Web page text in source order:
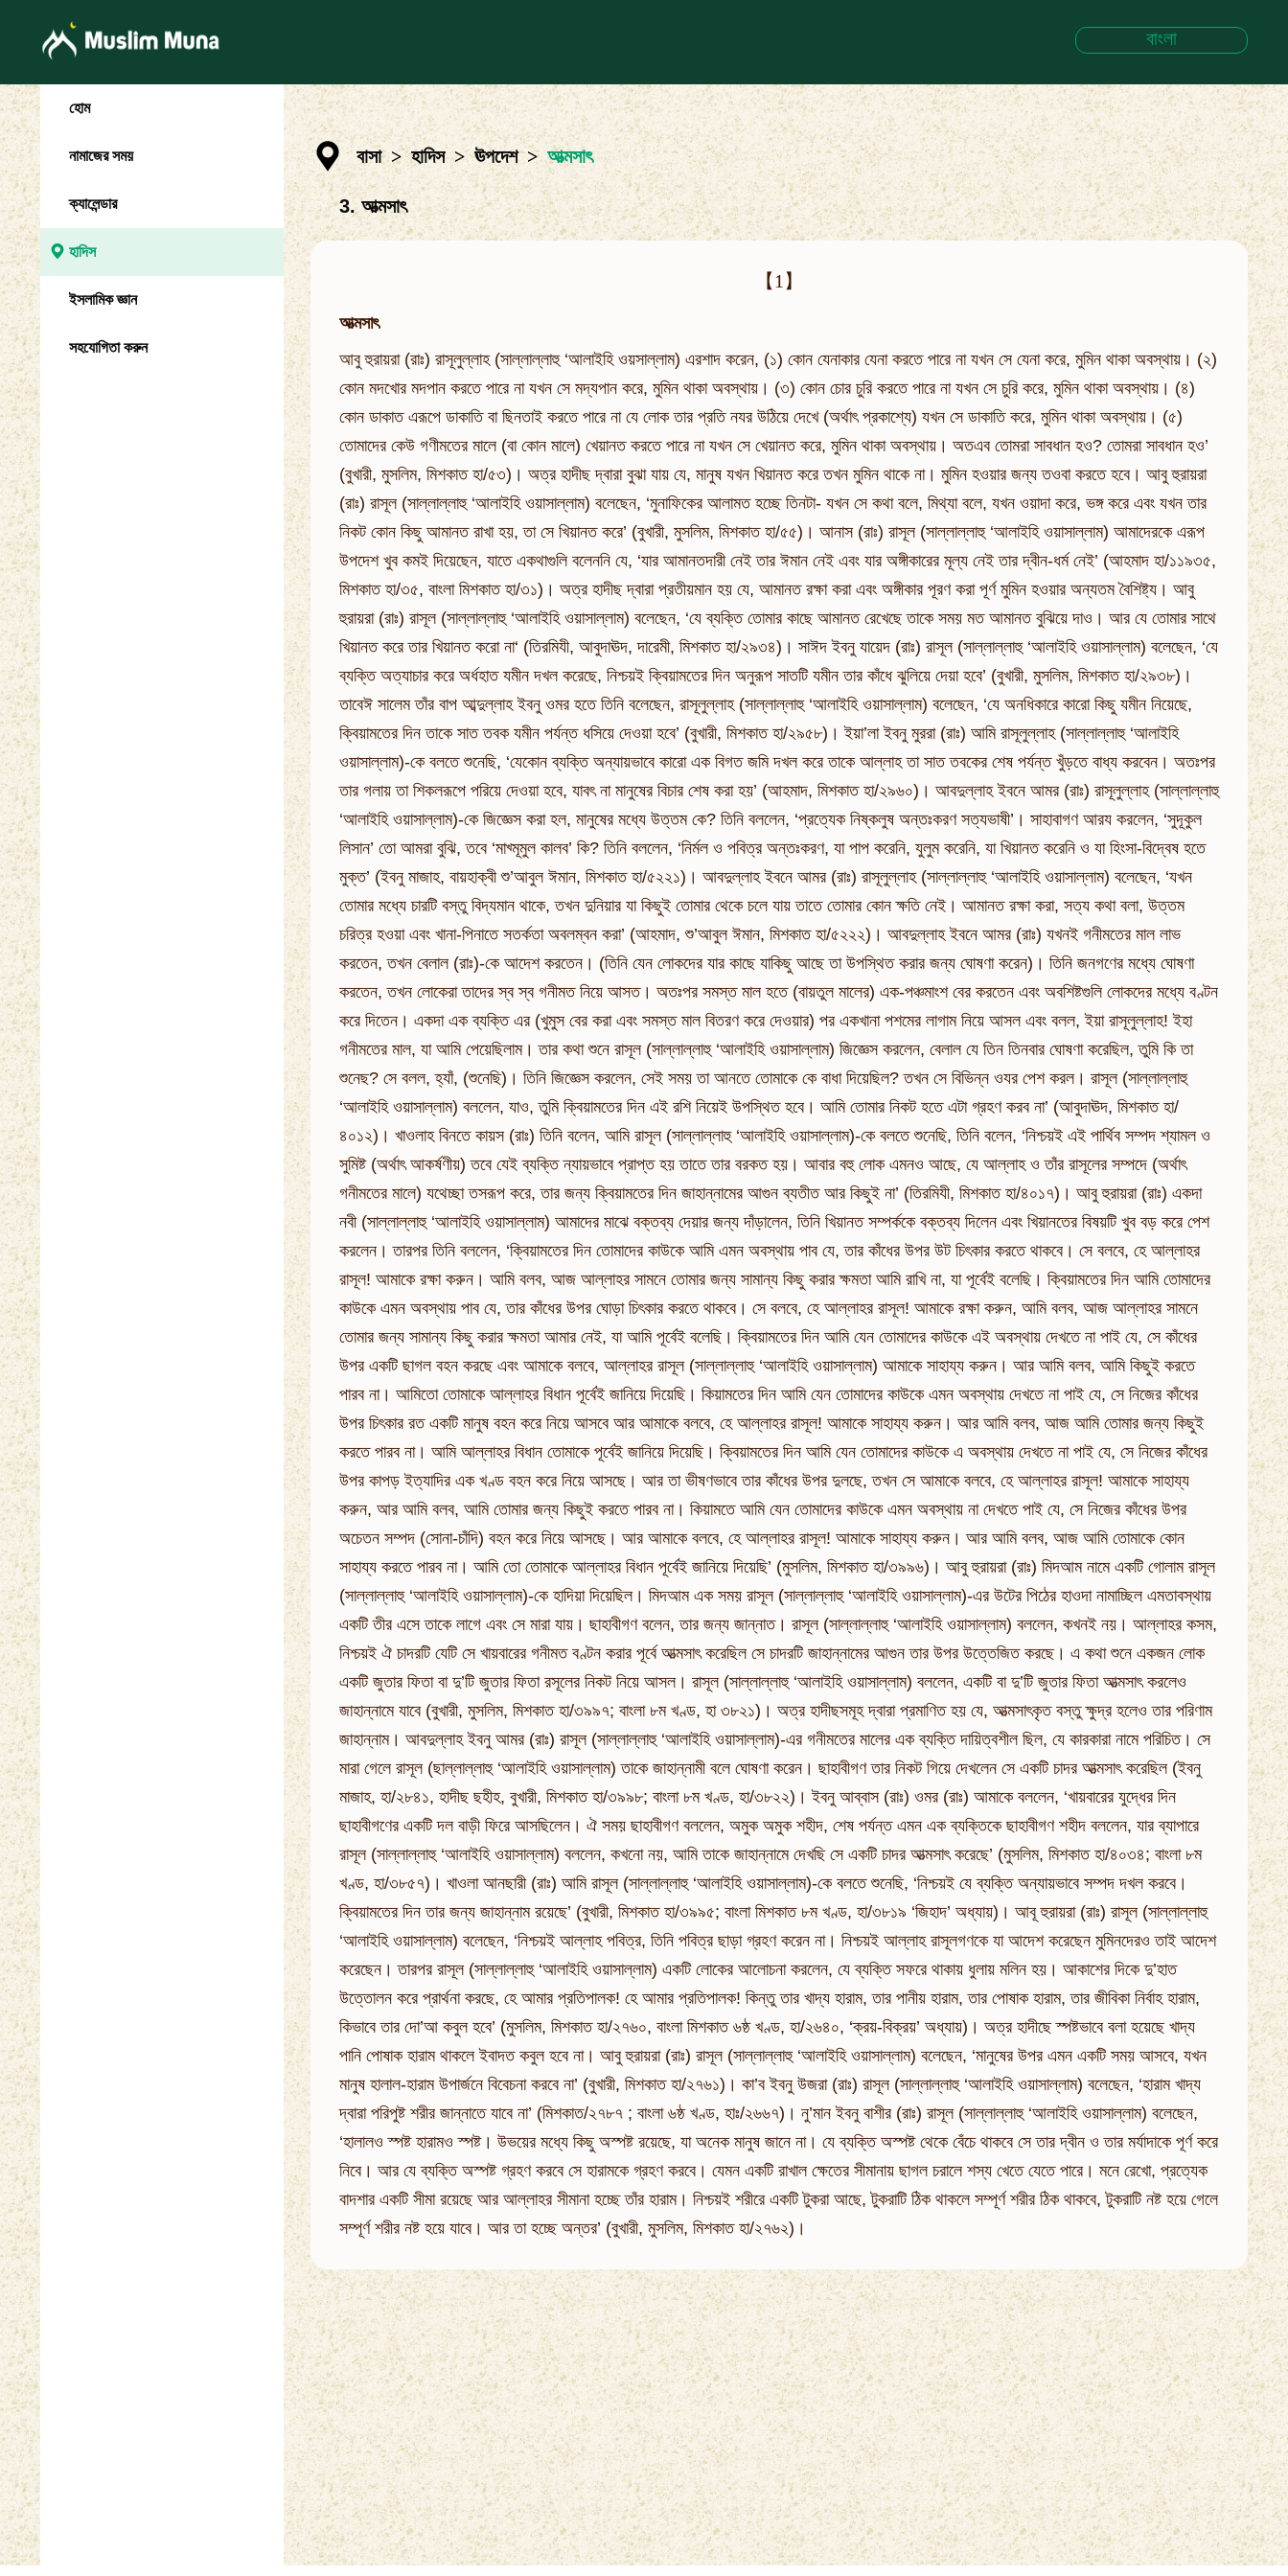
বাংলা
হোম
নামাজের সময়
ক্যালেন্ডার
হাদিস
ইসলামিক জ্ঞান
সহযোগিতা করুন
বাসা > হাদিস > ঊপদেশ > আত্মসাৎ
3. আত্মসাৎ
【1】
আত্মসাৎ
আবু হুরায়রা (রাঃ) রাসূলুল্লাহ (সাল্লাল্লাহু ‘আলাইহি ওয়সাল্লাম) এরশাদ করেন, (১) কোন যেনাকার যেনা করতে পারে না যখন সে যেনা করে, মুমিন থাকা অবস্থায়। (২)
কোন মদখোর মদপান করতে পারে না যখন সে মদ্যপান করে, মুমিন থাকা অবস্থায়। (৩) কোন চোর চুরি করতে পারে না যখন সে চুরি করে, মুমিন থাকা অবস্থায়। (৪)
কোন ডাকাত এরূপে ডাকাতি বা ছিনতাই করতে পারে না যে লোক তার প্রতি নযর উঠিয়ে দেখে (অর্থাৎ প্রকাশ্যে) যখন সে ডাকাতি করে, মুমিন থাকা অবস্থায়। (৫)
তোমাদের কেউ গণীমতের মালে (বা কোন মালে) খেয়ানত করতে পারে না যখন সে খেয়ানত করে, মুমিন থাকা অবস্থায়। অতএব তোমরা সাবধান হও? তোমরা সাবধান হও’
(বুখারী, মুসলিম, মিশকাত হা/৫৩)। অত্র হাদীছ দ্বারা বুঝা যায় যে, মানুষ যখন খিয়ানত করে তখন মুমিন থাকে না। মুমিন হওয়ার জন্য তওবা করতে হবে। আবু হুরায়রা
(রাঃ) রাসূল (সাল্লাল্লাহু ‘আলাইহি ওয়াসাল্লাম) বলেছেন, ‘মুনাফিকের আলামত হচ্ছে তিনটা- যখন সে কথা বলে, মিথ্যা বলে, যখন ওয়াদা করে, ভঙ্গ করে এবং যখন তার
নিকট কোন কিছু আমানত রাখা হয়, তা সে খিয়ানত করে’ (বুখারী, মুসলিম, মিশকাত হা/৫৫)। আনাস (রাঃ) রাসূল (সাল্লাল্লাহু ‘আলাইহি ওয়াসাল্লাম) আমাদেরকে এরূপ
উপদেশ খুব কমই দিয়েছেন, যাতে একথাগুলি বলেননি যে, ‘যার আমানতদারী নেই তার ঈমান নেই এবং যার অঙ্গীকারের মূল্য নেই তার দ্বীন-ধর্ম নেই’ (আহমাদ হা/১১৯৩৫,
মিশকাত হা/৩৫, বাংলা মিশকাত হা/৩১)। অত্র হাদীছ দ্বারা প্রতীয়মান হয় যে, আমানত রক্ষা করা এবং অঙ্গীকার পূরণ করা পূর্ণ মুমিন হওয়ার অন্যতম বৈশিষ্ট্য। আবু
হুরায়রা (রাঃ) রাসূল (সাল্লাল্লাহু ‘আলাইহি ওয়াসাল্লাম) বলেছেন, ‘যে ব্যক্তি তোমার কাছে আমানত রেখেছে তাকে সময় মত আমানত বুঝিয়ে দাও। আর যে তোমার সাথে
খিয়ানত করে তার খিয়ানত করো না‘ (তিরমিযী, আবুদাঊদ, দারেমী, মিশকাত হা/২৯৩৪)। সাঈদ ইবনু যায়েদ (রাঃ) রাসূল (সাল্লাল্লাহু ‘আলাইহি ওয়াসাল্লাম) বলেছেন, ‘যে
ব্যক্তি অত্যাচার করে অর্ধহাত যমীন দখল করেছে, নিশ্চয়ই ক্বিয়ামতের দিন অনুরূপ সাতটি যমীন তার কাঁধে ঝুলিয়ে দেয়া হবে’ (বুখারী, মুসলিম, মিশকাত হা/২৯৩৮)।
তাবেঈ সালেম তাঁর বাপ আব্দুল্লাহ ইবনু ওমর হতে তিনি বলেছেন, রাসূলুল্লাহ (সাল্লাল্লাহু ‘আলাইহি ওয়াসাল্লাম) বলেছেন, ‘যে অনধিকারে কারো কিছু যমীন নিয়েছে,
ক্বিয়ামতের দিন তাকে সাত তবক যমীন পর্যন্ত ধসিয়ে দেওয়া হবে’ (বুখারী, মিশকাত হা/২৯৫৮)। ইয়া’লা ইবনু মুররা (রাঃ) আমি রাসূলুল্লাহ (সাল্লাল্লাহু ‘আলাইহি
ওয়াসাল্লাম)-কে বলতে শুনেছি, ‘যেকোন ব্যক্তি অন্যায়ভাবে কারো এক বিগত জমি দখল করে তাকে আল্লাহ তা সাত তবকের শেষ পর্যন্ত খুঁড়তে বাধ্য করবেন। অতঃপর
তার গলায় তা শিকলরূপে পরিয়ে দেওয়া হবে, যাবৎ না মানুষের বিচার শেষ করা হয়’ (আহমাদ, মিশকাত হা/২৯৬০)। আবদুল্লাহ ইবনে আমর (রাঃ) রাসূলুল্লাহ (সাল্লাল্লাহু
‘আলাইহি ওয়াসাল্লাম)-কে জিজ্ঞেস করা হল, মানুষের মধ্যে উত্তম কে? তিনি বললেন, ‘প্রত্যেক নিষ্কলুষ অন্তঃকরণ সত্যভাষী’। সাহাবাগণ আরয করলেন, ‘সুদূকুল
লিসান’ তো আমরা বুঝি, তবে ‘মাখ্মূমুল কালব’ কি? তিনি বললেন, ‘নির্মল ও পবিত্র অন্তঃকরণ, যা পাপ করেনি, যুলুম করেনি, যা খিয়ানত করেনি ও যা হিংসা-বিদ্বেষ হতে
মুক্ত’ (ইবনু মাজাহ, বায়হাক্বী শু’আবুল ঈমান, মিশকাত হা/৫২২১)। আবদুল্লাহ ইবনে আমর (রাঃ) রাসূলুল্লাহ (সাল্লাল্লাহু ‘আলাইহি ওয়াসাল্লাম) বলেছেন, ‘যখন
তোমার মধ্যে চারটি বস্তু বিদ্যমান থাকে, তখন দুনিয়ার যা কিছুই তোমার থেকে চলে যায় তাতে তোমার কোন ক্ষতি নেই। আমানত রক্ষা করা, সত্য কথা বলা, উত্তম
চরিত্র হওয়া এবং খানা-পিনাতে সতর্কতা অবলম্বন করা’ (আহমাদ, শু’আবুল ঈমান, মিশকাত হা/৫২২২)। আবদুল্লাহ ইবনে আমর (রাঃ) যখনই গনীমতের মাল লাভ
করতেন, তখন বেলাল (রাঃ)-কে আদেশ করতেন। (তিনি যেন লোকদের যার কাছে যাকিছু আছে তা উপস্থিত করার জন্য ঘোষণা করেন)। তিনি জনগণের মধ্যে ঘোষণা
করতেন, তখন লোকেরা তাদের স্ব স্ব গনীমত নিয়ে আসত। অতঃপর সমস্ত মাল হতে (বায়তুল মালের) এক-পঞ্চমাংশ বের করতেন এবং অবশিষ্টগুলি লোকদের মধ্যে বণ্টন
করে দিতেন। একদা এক ব্যক্তি এর (খুমুস বের করা এবং সমস্ত মাল বিতরণ করে দেওয়ার) পর একখানা পশমের লাগাম নিয়ে আসল এবং বলল, ইয়া রাসূলুল্লাহ! ইহা
গনীমতের মাল, যা আমি পেয়েছিলাম। তার কথা শুনে রাসূল (সাল্লাল্লাহু ‘আলাইহি ওয়াসাল্লাম) জিজ্ঞেস করলেন, বেলাল যে তিন তিনবার ঘোষণা করেছিল, তুমি কি তা
শুনেছ? সে বলল, হ্যাঁ, (শুনেছি)। তিনি জিজ্ঞেস করলেন, সেই সময় তা আনতে তোমাকে কে বাধা দিয়েছিল? তখন সে বিভিন্ন ওযর পেশ করল। রাসূল (সাল্লাল্লাহু
‘আলাইহি ওয়াসাল্লাম) বললেন, যাও, তুমি ক্বিয়ামতের দিন এই রশি নিয়েই উপস্থিত হবে। আমি তোমার নিকট হতে এটা গ্রহণ করব না’ (আবুদাঊদ, মিশকাত হা/
৪০১২)। খাওলাহ বিনতে কায়স (রাঃ) তিনি বলেন, আমি রাসূল (সাল্লাল্লাহু ‘আলাইহি ওয়াসাল্লাম)-কে বলতে শুনেছি, তিনি বলেন, ‘নিশ্চয়ই এই পার্থিব সম্পদ শ্যামল ও
সুমিষ্ট (অর্থাৎ আকর্ষণীয়) তবে যেই ব্যক্তি ন্যায়ভাবে প্রাপ্ত হয় তাতে তার বরকত হয়। আবার বহু লোক এমনও আছে, যে আল্লাহ ও তাঁর রাসূলের সম্পদে (অর্থাৎ
গনীমতের মালে) যথেচ্ছা তসরূপ করে, তার জন্য ক্বিয়ামতের দিন জাহান্নামের আগুন ব্যতীত আর কিছুই না’ (তিরমিযী, মিশকাত হা/৪০১৭)। আবু হুরায়রা (রাঃ) একদা
নবী (সাল্লাল্লাহু ‘আলাইহি ওয়াসাল্লাম) আমাদের মাঝে বক্তব্য দেয়ার জন্য দাঁড়ালেন, তিনি খিয়ানত সম্পর্ককে বক্তব্য দিলেন এবং খিয়ানতের বিষয়টি খুব বড় করে পেশ
করলেন। তারপর তিনি বললেন, ‘ক্বিয়ামতের দিন তোমাদের কাউকে আমি এমন অবস্থায় পাব যে, তার কাঁধের উপর উট চিৎকার করতে থাকবে। সে বলবে, হে আল্লাহর
রাসূল! আমাকে রক্ষা করুন। আমি বলব, আজ আল্লাহর সামনে তোমার জন্য সামান্য কিছু করার ক্ষমতা আমি রাখি না, যা পূর্বেই বলেছি। ক্বিয়ামতের দিন আমি তোমাদের
কাউকে এমন অবস্থায় পাব যে, তার কাঁধের উপর ঘোড়া চিৎকার করতে থাকবে। সে বলবে, হে আল্লাহর রাসূল! আমাকে রক্ষা করুন, আমি বলব, আজ আল্লাহর সামনে
তোমার জন্য সামান্য কিছু করার ক্ষমতা আমার নেই, যা আমি পূর্বেই বলেছি। ক্বিয়ামতের দিন আমি যেন তোমাদের কাউকে এই অবস্থায় দেখতে না পাই যে, সে কাঁধের
উপর একটি ছাগল বহন করছে এবং আমাকে বলবে, আল্লাহর রাসূল (সাল্লাল্লাহু ‘আলাইহি ওয়াসাল্লাম) আমাকে সাহায্য করুন। আর আমি বলব, আমি কিছুই করতে
পারব না। আমিতো তোমাকে আল্লাহর বিধান পূর্বেই জানিয়ে দিয়েছি। কিয়ামতের দিন আমি যেন তোমাদের কাউকে এমন অবস্থায় দেখতে না পাই যে, সে নিজের কাঁধের
উপর চিৎকার রত একটি মানুষ বহন করে নিয়ে আসবে আর আমাকে বলবে, হে আল্লাহর রাসূল! আমাকে সাহায্য করুন। আর আমি বলব, আজ আমি তোমার জন্য কিছুই
করতে পারব না। আমি আল্লাহর বিধান তোমাকে পূর্বেই জানিয়ে দিয়েছি। ক্বিয়ামতের দিন আমি যেন তোমাদের কাউকে এ অবস্থায় দেখতে না পাই যে, সে নিজের কাঁধের
উপর কাপড় ইত্যাদির এক খণ্ড বহন করে নিয়ে আসছে। আর তা ভীষণভাবে তার কাঁধের উপর দুলছে, তখন সে আমাকে বলবে, হে আল্লাহর রাসূল! আমাকে সাহায্য
করুন, আর আমি বলব, আমি তোমার জন্য কিছুই করতে পারব না। কিয়ামতে আমি যেন তোমাদের কাউকে এমন অবস্থায় না দেখতে পাই যে, সে নিজের কাঁধের উপর
অচেতন সম্পদ (সোনা-চাঁদি) বহন করে নিয়ে আসছে। আর আমাকে বলবে, হে আল্লাহর রাসূল! আমাকে সাহায্য করুন। আর আমি বলব, আজ আমি তোমাকে কোন
সাহায্য করতে পারব না। আমি তো তোমাকে আল্লাহর বিধান পূর্বেই জানিয়ে দিয়েছি’ (মুসলিম, মিশকাত হা/৩৯৯৬)। আবু হুরায়রা (রাঃ) মিদআম নামে একটি গোলাম রাসূল
(সাল্লাল্লাহু ‘আলাইহি ওয়াসাল্লাম)-কে হাদিয়া দিয়েছিল। মিদআম এক সময় রাসূল (সাল্লাল্লাহু ‘আলাইহি ওয়াসাল্লাম)-এর উটের পিঠের হাওদা নামাচ্ছিল এমতাবস্থায়
একটি তীর এসে তাকে লাগে এবং সে মারা যায়। ছাহাবীগণ বলেন, তার জন্য জান্নাত। রাসূল (সাল্লাল্লাহু ‘আলাইহি ওয়াসাল্লাম) বললেন, কখনই নয়। আল্লাহর কসম,
নিশ্চয়ই ঐ চাদরটি যেটি সে খায়বারের গনীমত বণ্টন করার পূর্বে আত্মসাৎ করেছিল সে চাদরটি জাহান্নামের আগুন তার উপর উত্তেজিত করছে। এ কথা শুনে একজন লোক
একটি জুতার ফিতা বা দু’টি জুতার ফিতা রসূলের নিকট নিয়ে আসল। রাসূল (সাল্লাল্লাহু ‘আলাইহি ওয়াসাল্লাম) বললেন, একটি বা দু’টি জুতার ফিতা আত্মসাৎ করলেও
জাহান্নামে যাবে (বুখারী, মুসলিম, মিশকাত হা/৩৯৯৭; বাংলা ৮ম খণ্ড, হা ৩৮২১)। অত্র হাদীছসমূহ দ্বারা প্রমাণিত হয় যে, আত্মসাৎকৃত বস্তু ক্ষুদ্র হলেও তার পরিণাম
জাহান্নাম। আবদুল্লাহ ইবনু আমর (রাঃ) রাসূল (সাল্লাল্লাহু ‘আলাইহি ওয়াসাল্লাম)-এর গনীমতের মালের এক ব্যক্তি দায়িত্বশীল ছিল, যে কারকারা নামে পরিচিত। সে
মারা গেলে রাসূল (ছাল্লাল্লাহু ‘আলাইহি ওয়াসাল্লাম) তাকে জাহান্নামী বলে ঘোষণা করেন। ছাহাবীগণ তার নিকট গিয়ে দেখলেন সে একটি চাদর আত্মসাৎ করেছিল (ইবনু
মাজাহ, হা/২৮৪১, হাদীছ ছহীহ, বুখারী, মিশকাত হা/৩৯৯৮; বাংলা ৮ম খণ্ড, হা/৩৮২২)। ইবনু আব্বাস (রাঃ) ওমর (রাঃ) আমাকে বললেন, ‘খায়বারের যুদ্ধের দিন
ছাহাবীগণের একটি দল বাড়ী ফিরে আসছিলেন। ঐ সময় ছাহাবীগণ বললেন, অমুক অমুক শহীদ, শেষ পর্যন্ত এমন এক ব্যক্তিকে ছাহাবীগণ শহীদ বললেন, যার ব্যাপারে
রাসূল (সাল্লাল্লাহু ‘আলাইহি ওয়াসাল্লাম) বললেন, কখনো নয়, আমি তাকে জাহান্নামে দেখছি সে একটি চাদর আত্মসাৎ করেছে’ (মুসলিম, মিশকাত হা/৪০৩৪; বাংলা ৮ম
খণ্ড, হা/৩৮৫৭)। খাওলা আনছারী (রাঃ) আমি রাসূল (সাল্লাল্লাহু ‘আলাইহি ওয়াসাল্লাম)-কে বলতে শুনেছি, ‘নিশ্চয়ই যে ব্যক্তি অন্যায়ভাবে সম্পদ দখল করবে।
ক্বিয়ামতের দিন তার জন্য জাহান্নাম রয়েছে’ (বুখারী, মিশকাত হা/৩৯৯৫; বাংলা মিশকাত ৮ম খণ্ড, হা/৩৮১৯ ‘জিহাদ’ অধ্যায়)। আবূ হুরায়রা (রাঃ) রাসূল (সাল্লাল্লাহু
‘আলাইহি ওয়াসাল্লাম) বলেছেন, ‘নিশ্চয়ই আল্লাহ পবিত্র, তিনি পবিত্র ছাড়া গ্রহণ করেন না। নিশ্চয়ই আল্লাহ রাসূলগণকে যা আদেশ করেছেন মুমিনদেরও তাই আদেশ
করেছেন। তারপর রাসূল (সাল্লাল্লাহু ‘আলাইহি ওয়াসাল্লাম) একটি লোকের আলোচনা করলেন, যে ব্যক্তি সফরে থাকায় ধুলায় মলিন হয়। আকাশের দিকে দু’হাত
উত্তোলন করে প্রার্থনা করছে, হে আমার প্রতিপালক! হে আমার প্রতিপালক! কিন্তু তার খাদ্য হারাম, তার পানীয় হারাম, তার পোষাক হারাম, তার জীবিকা নির্বাহ হারাম,
কিভাবে তার দো’আ কবুল হবে’ (মুসলিম, মিশকাত হা/২৭৬০, বাংলা মিশকাত ৬ষ্ঠ খণ্ড, হা/২৬৪০, ‘ক্রয়-বিক্রয়’ অধ্যায়)। অত্র হাদীছে স্পষ্টভাবে বলা হয়েছে খাদ্য
পানি পোষাক হারাম থাকলে ইবাদত কবুল হবে না। আবু হুরায়রা (রাঃ) রাসূল (সাল্লাল্লাহু ‘আলাইহি ওয়াসাল্লাম) বলেছেন, ‘মানুষের উপর এমন একটি সময় আসবে, যখন
মানুষ হালাল-হারাম উপার্জনে বিবেচনা করবে না’ (বুখারী, মিশকাত হা/২৭৬১)। কা’ব ইবনু উজরা (রাঃ) রাসূল (সাল্লাল্লাহু ‘আলাইহি ওয়াসাল্লাম) বলেছেন, ‘হারাম খাদ্য
দ্বারা পরিপুষ্ট শরীর জান্নাতে যাবে না’ (মিশকাত/২৭৮৭ ; বাংলা ৬ষ্ঠ খণ্ড, হাঃ/২৬৬৭)। নু’মান ইবনু বাশীর (রাঃ) রাসূল (সাল্লাল্লাহু ‘আলাইহি ওয়াসাল্লাম) বলেছেন,
‘হালালও স্পষ্ট হারামও স্পষ্ট। উভয়ের মধ্যে কিছু অস্পষ্ট রয়েছে, যা অনেক মানুষ জানে না। যে ব্যক্তি অস্পষ্ট থেকে বেঁচে থাকবে সে তার দ্বীন ও তার মর্যাদাকে পূর্ণ করে
নিবে। আর যে ব্যক্তি অস্পষ্ট গ্রহণ করবে সে হারামকে গ্রহণ করবে। যেমন একটি রাখাল ক্ষেতের সীমানায় ছাগল চরালে শস্য খেতে যেতে পারে। মনে রেখো, প্রত্যেক
বাদশার একটি সীমা রয়েছে আর আল্লাহর সীমানা হচ্ছে তাঁর হারাম। নিশ্চয়ই শরীরে একটি টুকরা আছে, টুকরাটি ঠিক থাকলে সম্পূর্ণ শরীর ঠিক থাকবে, টুকরাটি নষ্ট হয়ে গেলে
সম্পূর্ণ শরীর নষ্ট হয়ে যাবে। আর তা হচ্ছে অন্তর’ (বুখারী, মুসলিম, মিশকাত হা/২৭৬২)।